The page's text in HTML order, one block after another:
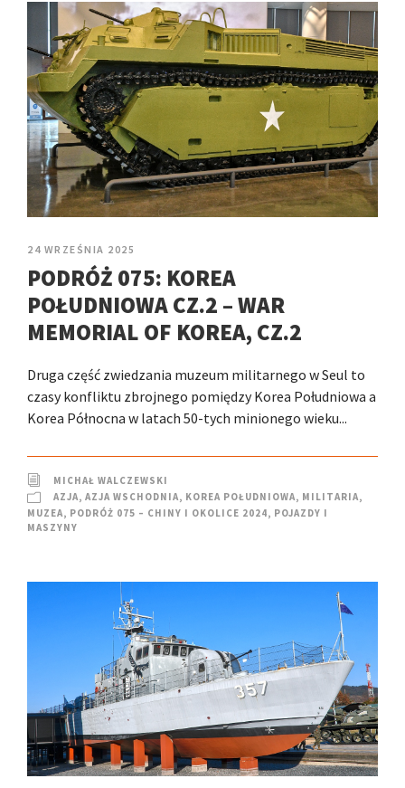
24 WRZEŚNIA 2025
PODRÓŻ 075: KOREA
POŁUDNIOWA CZ.2 – WAR
MEMORIAL OF KOREA, CZ.2
Druga część zwiedzania muzeum militarnego w Seul to
czasy konfliktu zbrojnego pomiędzy Korea Południowa a
Korea Północna w latach 50-tych minionego wieku...
MICHAŁ WALCZEWSKI
AZJA, AZJA WSCHODNIA, KOREA POŁUDNIOWA, MILITARIA,
MUZEA, PODRÓŻ 075 – CHINY I OKOLICE 2024, POJAZDY I
MASZYNY